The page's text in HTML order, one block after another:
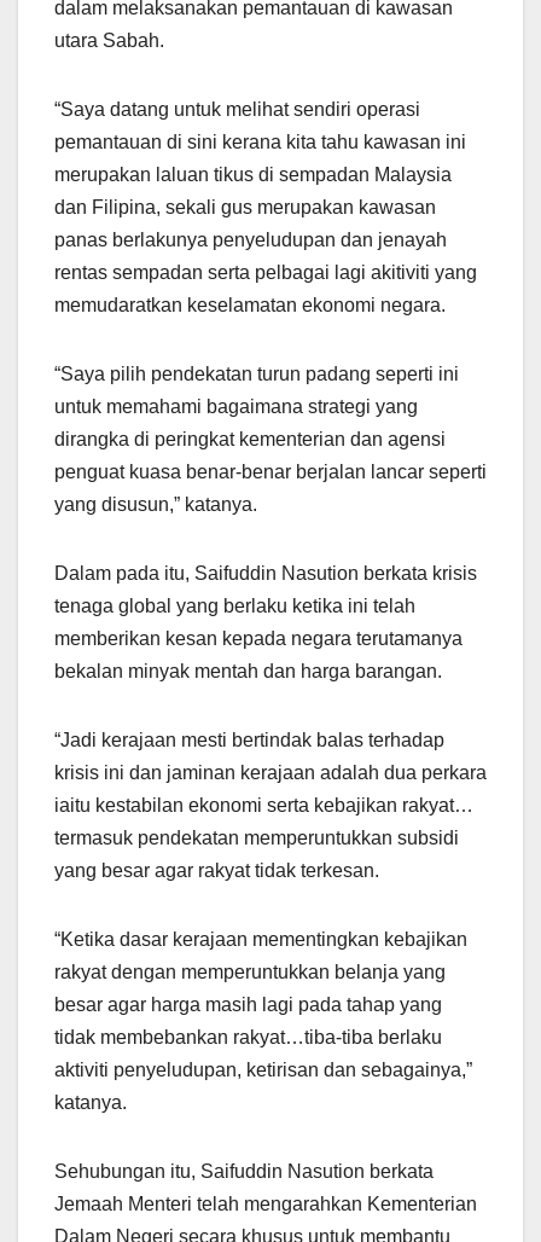
dalam melaksanakan pemantauan di kawasan
utara Sabah.
“Saya datang untuk melihat sendiri operasi
pemantauan di sini kerana kita tahu kawasan ini
merupakan laluan tikus di sempadan Malaysia
dan Filipina, sekali gus merupakan kawasan
panas berlakunya penyeludupan dan jenayah
rentas sempadan serta pelbagai lagi akitiviti yang
memudaratkan keselamatan ekonomi negara.
“Saya pilih pendekatan turun padang seperti ini
untuk memahami bagaimana strategi yang
dirangka di peringkat kementerian dan agensi
penguat kuasa benar-benar berjalan lancar seperti
yang disusun,” katanya.
Dalam pada itu, Saifuddin Nasution berkata krisis
tenaga global yang berlaku ketika ini telah
memberikan kesan kepada negara terutamanya
bekalan minyak mentah dan harga barangan.
“Jadi kerajaan mesti bertindak balas terhadap
krisis ini dan jaminan kerajaan adalah dua perkara
iaitu kestabilan ekonomi serta kebajikan rakyat…
termasuk pendekatan memperuntukkan subsidi
yang besar agar rakyat tidak terkesan.
“Ketika dasar kerajaan mementingkan kebajikan
rakyat dengan memperuntukkan belanja yang
besar agar harga masih lagi pada tahap yang
tidak membebankan rakyat…tiba-tiba berlaku
aktiviti penyeludupan, ketirisan dan sebagainya,”
katanya.
Sehubungan itu, Saifuddin Nasution berkata
Jemaah Menteri telah mengarahkan Kementerian
Dalam Negeri secara khusus untuk membantu